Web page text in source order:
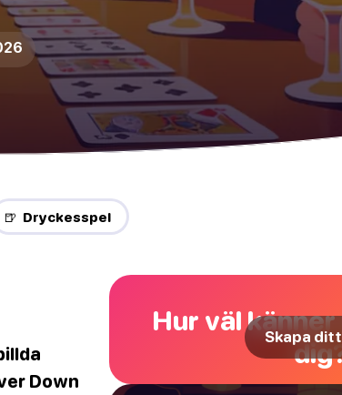
🍺 Dryckesspel
Down
Hur väl
Skapa